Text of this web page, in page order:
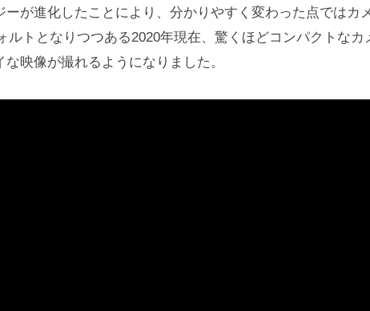
ーが進化したことにより、分かりやすく変わった点ではカ
ルトとなりつつある2020年現在、驚くほどコンパクトなカ
な映像が撮れるようになりました。